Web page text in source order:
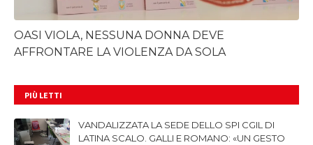
OASI VIOLA, NESSUNA DONNA DEVE
AFFRONTARE LA VIOLENZA DA SOLA
PIÙ LETTI
VANDALIZZATA LA SEDE DELLO SPI CGIL DI
LATINA SCALO. GALLI E ROMANO: «UN GESTO